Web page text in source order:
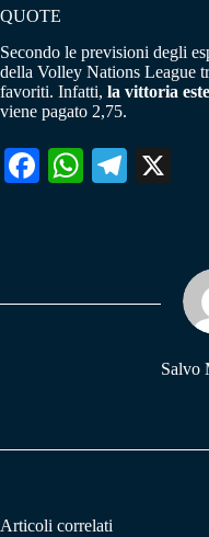
QUOTE
Secondo le previsioni degli
della Volley Nations League
favoriti. Infatti, la vittoria
viene pagato 2,75.
Fa W
pp
Te
m
Salvo
Articoli correlati